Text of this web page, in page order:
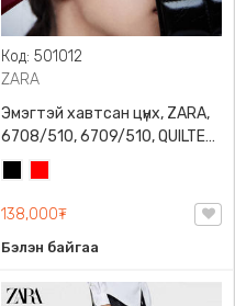
Код: 501012
ZARA
Эмэгтэй хавтсан цүнх, ZARA,
6708/510, 6709/510, QUILTED
CLUTCH BAGDETAILS, Лакан,
Гинжин оосортой
138,000₮
Бэлэн байгаа